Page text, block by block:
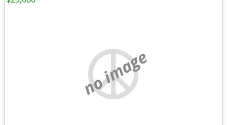
no image